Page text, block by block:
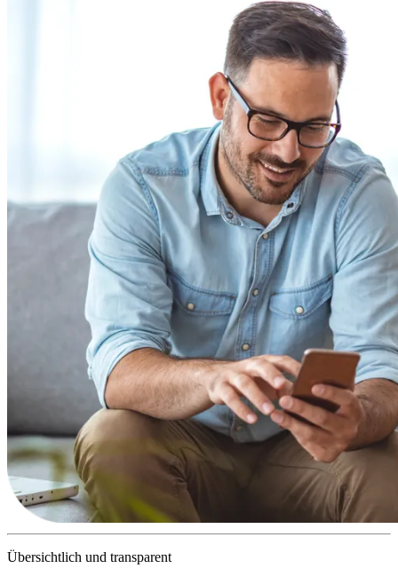
Übersichtlich und transparent